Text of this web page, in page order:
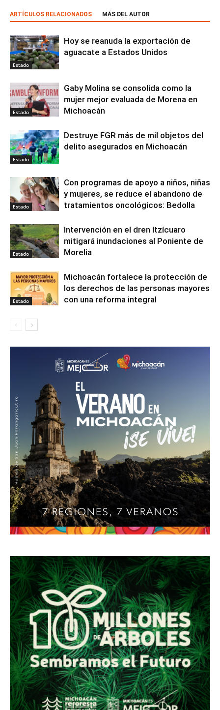
ARTÍCULOS RELACIONADOS MÁS DEL AUTOR
Estado
Hoy se reanuda la exportación de
aguacate a Estados Unidos
Estado
Gaby Molina se consolida como la
mujer mejor evaluada de Morena en
Michoacán
Estado
Destruye FGR más de mil objetos del
delito asegurados en Michoacán
Estado
Con programas de apoyo a niños, niñas
y mujeres, se reduce el abandono de
tratamientos oncológicos: Bedolla
Estado
Intervención en el dren Itzícuaro
mitigará inundaciones al Poniente de
Morelia
Estado
Michoacán fortalece la protección de
los derechos de las personas mayores
con una reforma integral